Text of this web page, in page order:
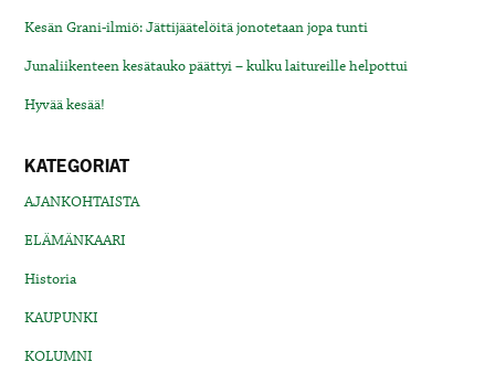
Kesän Grani-ilmiö: Jättijäätelöitä jonotetaan jopa tunti
Junaliikenteen kesätauko päättyi – kulku laitureille helpottui
Hyvää kesää!
KATEGORIAT
AJANKOHTAISTA
ELÄMÄNKAARI
Historia
KAUPUNKI
KOLUMNI